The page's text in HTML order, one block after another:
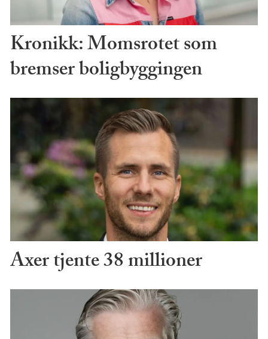
Kronikk: Momsrotet som
bremser boligbyggingen
Axer tjente 38 millioner